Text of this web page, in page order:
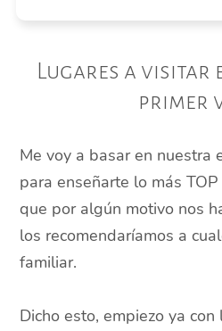
Lugares a visitar
primer
Me voy a basar en nuestra
para enseñarte lo más
que por algún motivo nos
los recomendaríamos a
familiar.
Dicho esto, empiezo ya